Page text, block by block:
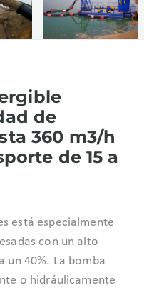
de
360 m3/h
de 15 a
está especialmente
con un alto
un 40%. La bomba
o hidráulicamente